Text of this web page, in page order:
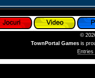
©
TownPortal Games is